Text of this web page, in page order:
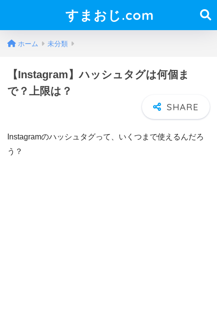
すまおじ.com
ホーム 未分類
【Instagram】ハッシュタグは何個ま
で？上限は？
Instagramのハッシュタグって、いくつまで使えるんだろ
う？